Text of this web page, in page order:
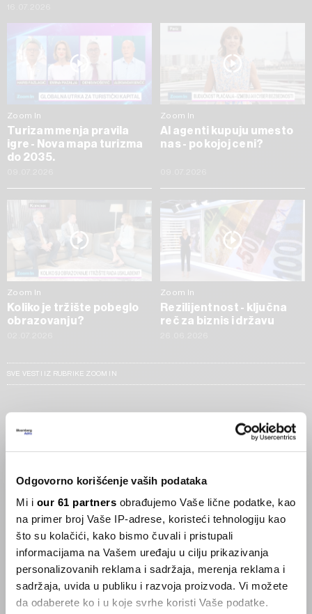
Odgovorno korišćenje vaših podataka
Mi i our 61 partners obrađujemo Vaše lične podatke, kao
na primer broj Vaše IP-adrese, koristeći tehnologiju kao
što su kolačići, kako bismo čuvali i pristupali
informacijama na Vašem uređaju u cilju prikazivanja
personalizovanih reklama i sadržaja, merenja reklama i
sadržaja, uvida u publiku i razvoja proizvoda. Vi možete
da odaberete ko i u koje svrhe koristi Vaše podatke.
Zoom In
Turizam menja pravila
igre - Nova mapa turizma
do 2035.
Zoom In
AI agenti kupuju umesto
nas - po kojoj ceni?
Zoom In
Koliko je tržište pobeglo
obrazovanju?
Zoom In
Rezilijentnost - ključna
reč za biznis i državu
SVE VESTI IZ RUBRIKE ZOOM IN
Businessweek Adria
Korisnici GLP-1 lijekova mršave,
29.01.2026
Visok trošak selidbe kompanija iz Kine
05.12.2025
Privatni letovi postaju dostupan